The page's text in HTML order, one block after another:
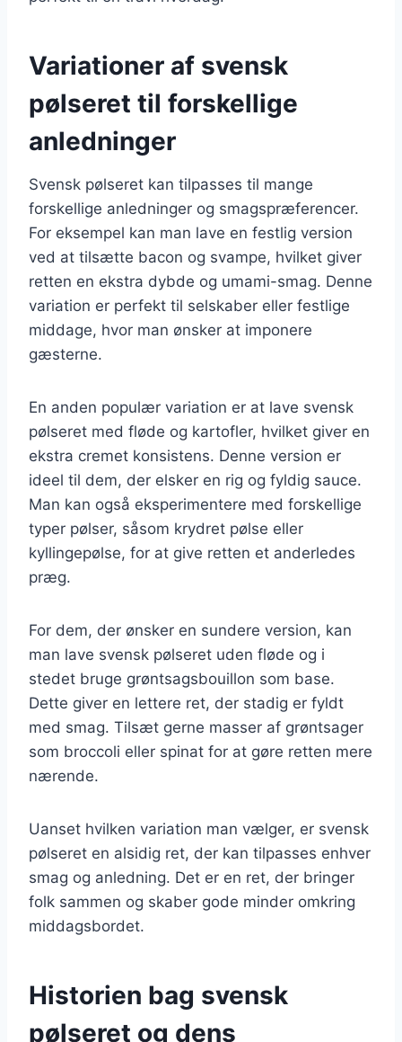
Variationer af svensk
pølseret til forskellige
anledninger
Svensk pølseret kan tilpasses til mange
forskellige anledninger og smagspræferencer.
For eksempel kan man lave en festlig version
ved at tilsætte bacon og svampe, hvilket giver
retten en ekstra dybde og umami-smag. Denne
variation er perfekt til selskaber eller festlige
middage, hvor man ønsker at imponere
gæsterne.
En anden populær variation er at lave svensk
pølseret med fløde og kartofler, hvilket giver en
ekstra cremet konsistens. Denne version er
ideel til dem, der elsker en rig og fyldig sauce.
Man kan også eksperimentere med forskellige
typer pølser, såsom krydret pølse eller
kyllingepølse, for at give retten et anderledes
præg.
For dem, der ønsker en sundere version, kan
man lave svensk pølseret uden fløde og i
stedet bruge grøntsagsbouillon som base.
Dette giver en lettere ret, der stadig er fyldt
med smag. Tilsæt gerne masser af grøntsager
som broccoli eller spinat for at gøre retten mere
nærende.
Uanset hvilken variation man vælger, er svensk
pølseret en alsidig ret, der kan tilpasses enhver
smag og anledning. Det er en ret, der bringer
folk sammen og skaber gode minder omkring
middagsbordet.
Historien bag svensk
pølseret og dens